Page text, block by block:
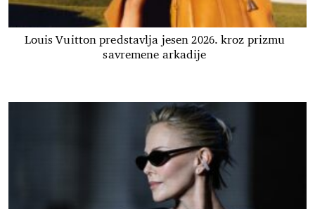
Louis Vuitton predstavlja jesen 2026. kroz prizmu
savremene arkadije